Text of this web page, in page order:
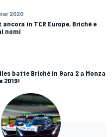
2020
ancora in TCR Europe, Briché e
nomi
batte Briché in Gara 2 a Monza
2019!